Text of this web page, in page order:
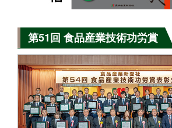
第51回 食品産業技術功労賞